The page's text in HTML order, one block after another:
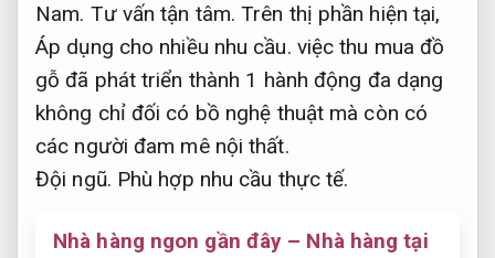
Nam. Tư vấn tận tâm. Trên thị phần hiện tại,
Áp dụng cho nhiều nhu cầu. việc thu mua đồ
gỗ đã phát triển thành 1 hành động đa dạng
không chỉ đối có bồ nghệ thuật mà còn có
các người đam mê nội thất.
Đội ngũ. Phù hợp nhu cầu thực tế.
Nhà hàng ngon gần đây – Nhà hàng tại